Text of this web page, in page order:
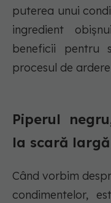
puterea unui
ingredient
beneficii pentru
procesul de
Piperul
la scară largă
Când vorbim
condimentelor,